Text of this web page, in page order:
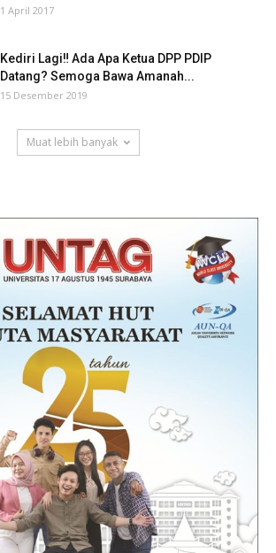
1 April 2017
Kediri Lagi‼ Ada Apa Ketua DPP PDIP
Datang? Semoga Bawa Amanah...
15 Desember 2019
Muat lebih banyak